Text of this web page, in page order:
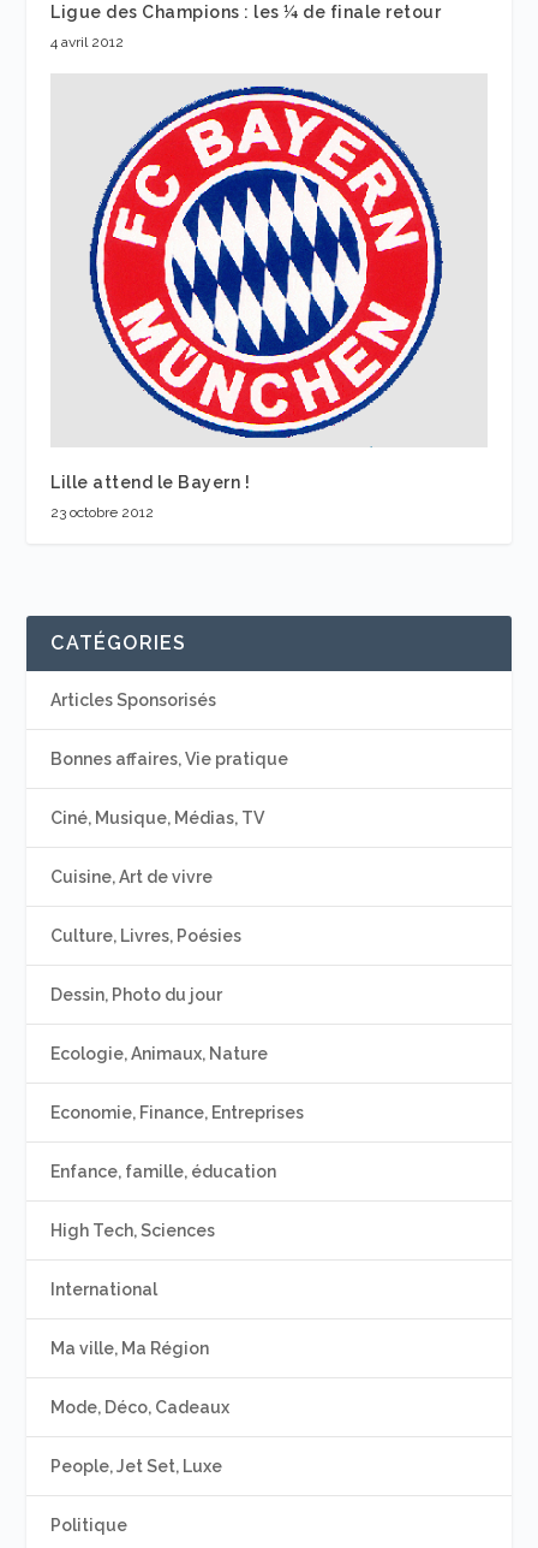
Ligue des Champions : les ¼ de finale retour
4 avril 2012
Lille attend le Bayern !
23 octobre 2012
CATÉGORIES
Articles Sponsorisés
Bonnes affaires, Vie pratique
Ciné, Musique, Médias, TV
Cuisine, Art de vivre
Culture, Livres, Poésies
Dessin, Photo du jour
Ecologie, Animaux, Nature
Economie, Finance, Entreprises
Enfance, famille, éducation
High Tech, Sciences
International
Ma ville, Ma Région
Mode, Déco, Cadeaux
People, Jet Set, Luxe
Politique